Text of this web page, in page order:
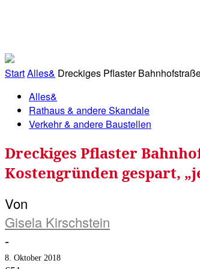
StartAlles& Dreckiges Pflaster
Alles&
Rathaus & andere Skandale
Verkehr & andere Baustellen
Dreckiges Pflaster
Kostengründen gespart,
Von
Gisela Kirschstein
-
8. Oktober 2018